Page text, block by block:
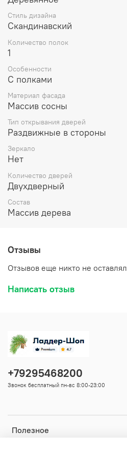
Стиль дизайна
Скандинавский
Количество полок
1
Особенности
С полками
Материал фасада
Массив сосны
Тип открывания дверей
Раздвижные в стороны
Зеркало
Нет
Количество дверей
Двухдверный
Состав
Массив дерева
Отзывы
Отзывов еще никто не оставлял
Написать отзыв
Полезное
+79295468200
Звонок бесплатный пн-вс 8:00-23:00